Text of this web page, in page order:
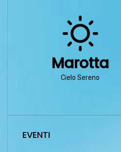
Marotta
Cielo Sereno
EVENTI